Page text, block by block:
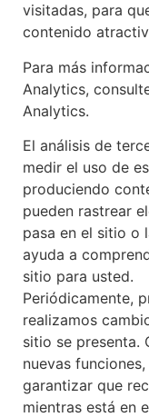
visitadas, para
contenido
Para más
Analytics,
Analytics.
El análisis de
medir el uso de
produciendo
pueden rastrear
pasa en el sitio o
ayuda a
sitio para usted.
Periódicamente,
realizamos
sitio se presenta.
nuevas
garantizar que
mientras está en